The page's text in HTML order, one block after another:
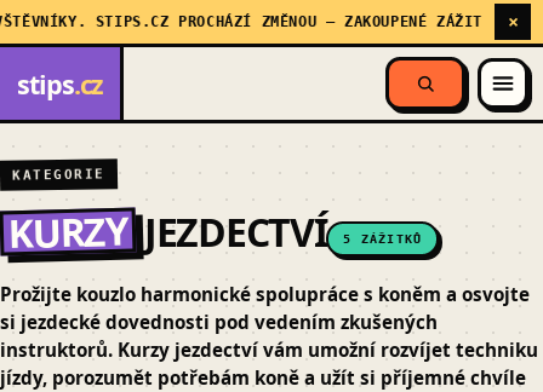
STIPS.CZ PROCHÁZÍ ZMĚNOU — ZAKOUPENÉ ZÁŽITKY×
stips.cz
KATEGORIE
KURZYJEZDECTVÍ 5 ZÁŽITKŮ
Prožijte kouzlo harmonické spolupráce s koněm a osvojte
si jezdecké dovednosti pod vedením zkušených
instruktorů. Kurzy jezdectví vám umožní rozvíjet techniku
jízdy, porozumět potřebám koně a užít si příjemné chvíle